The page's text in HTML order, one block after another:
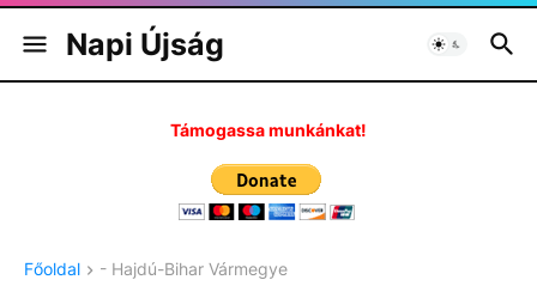
Napi Újság
Támogassa munkánkat!
Főoldal - Hajdú-Bihar Vármegye